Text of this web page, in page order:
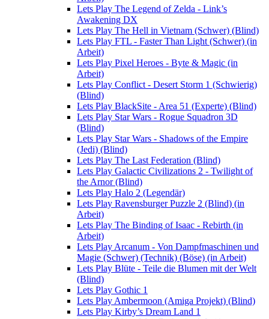
Lets Play The Legend of Zelda - Link’s
Awakening DX
Lets Play The Hell in Vietnam (Schwer) (Blind)
Lets Play FTL - Faster Than Light (Schwer) (in
Arbeit)
Lets Play Pixel Heroes - Byte & Magic (in
Arbeit)
Lets Play Conflict - Desert Storm 1 (Schwierig)
(Blind)
Lets Play BlackSite - Area 51 (Experte) (Blind)
Lets Play Star Wars - Rogue Squadron 3D
(Blind)
Lets Play Star Wars - Shadows of the Empire
(Jedi) (Blind)
Lets Play The Last Federation (Blind)
Lets Play Galactic Civilizations 2 - Twilight of
the Arnor (Blind)
Lets Play Halo 2 (Legendär)
Lets Play Ravensburger Puzzle 2 (Blind) (in
Arbeit)
Lets Play The Binding of Isaac - Rebirth (in
Arbeit)
Lets Play Arcanum - Von Dampfmaschinen und
Magie (Schwer) (Technik) (Böse) (in Arbeit)
Lets Play Blüte - Teile die Blumen mit der Welt
(Blind)
Lets Play Gothic 1
Lets Play Ambermoon (Amiga Projekt) (Blind)
Lets Play Kirby’s Dream Land 1